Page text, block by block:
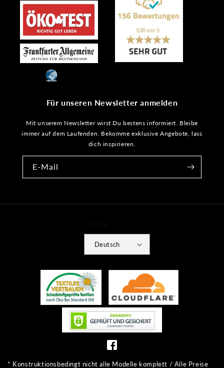
Für unseren Newsletter anmelden
Mit unserem Newsletter wirst Du bestens informiert. Bleibe
immer auf dem Laufenden. Bekomme exklusive Angebote, lass
dich inspirieren.
E-Mail
Deutsch
Zahlungsmethoden
* Konstruktionsbedingt nicht alle Modelle komplett / Alle Preise